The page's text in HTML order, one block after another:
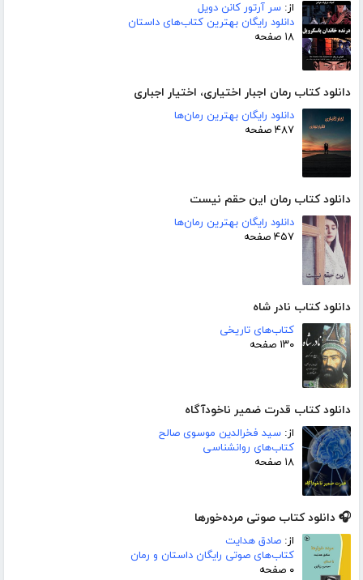
از: سر آرتور کانن دویل
دانلود رایگان بهترین کتاب‌های داستان
۱۸ صفحه
دانلود کتاب رمان اجبار اختیاری، اختیار اجباری
دانلود رایگان بهترین رمان‌ها
۴۸۷ صفحه
دانلود کتاب رمان این حقم نیست
دانلود رایگان بهترین رمان‌ها
۴۵۷ صفحه
دانلود کتاب نادر شاه
کتاب‌های تاریخی
۱۳۰ صفحه
دانلود کتاب قدرت ضمیر ناخودآگاه
از: سید فخرالدین موسوی صالح
کتاب‌های روانشناسی
۱۸ صفحه
🎧 دانلود کتاب صوتی مرده‌خورها
از: صادق هدایت
کتاب‌های صوتی رایگان داستان و رمان
۰ صفحه